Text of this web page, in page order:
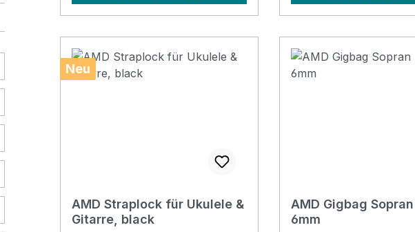
Neu
AMD Straplock für Ukulele &
Gitarre, black
AMD Gigbag
6mm